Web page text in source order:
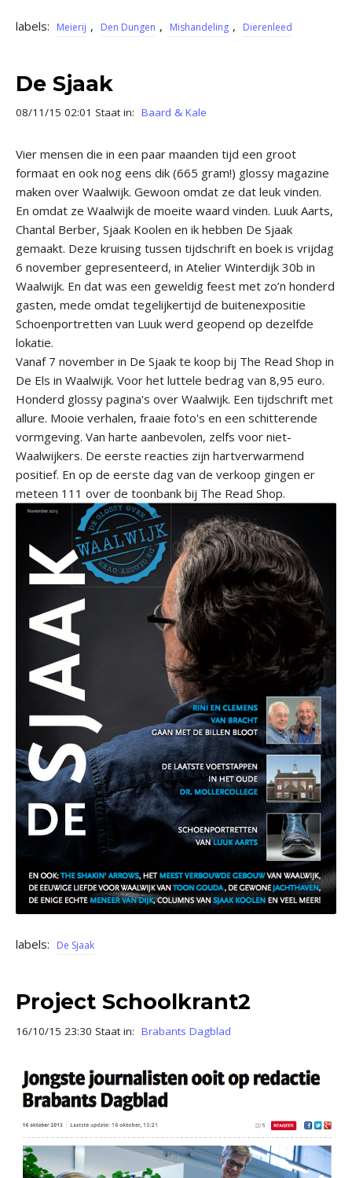
labels: Meierij , Den Dungen , Mishandeling , Dierenleed
De Sjaak
08/11/15 02:01 Staat in: Baard & Kale
Vier mensen die in een paar maanden tijd een groot
formaat en ook nog eens dik (665 gram!) glossy magazine
maken over Waalwijk. Gewoon omdat ze dat leuk vinden.
En omdat ze Waalwijk de moeite waard vinden. Luuk Aarts,
Chantal Berber, Sjaak Koolen en ik hebben De Sjaak
gemaakt. Deze kruising tussen tijdschrift en boek is vrijdag
6 november gepresenteerd, in Atelier Winterdijk 30b in
Waalwijk. En dat was een geweldig feest met zo’n honderd
gasten, mede omdat tegelijkertijd de buitenexpositie
Schoenportretten van Luuk werd geopend op dezelfde
lokatie.
Vanaf 7 november in De Sjaak te koop bij The Read Shop in
De Els in Waalwijk. Voor het luttele bedrag van 8,95 euro.
Honderd glossy pagina's over Waalwijk. Een tijdschrift met
allure. Mooie verhalen, fraaie foto's en een schitterende
vormgeving. Van harte aanbevolen, zelfs voor niet-
Waalwijkers. De eerste reacties zijn hartverwarmend
positief. En op de eerste dag van de verkoop gingen er
meteen 111 over de toonbank bij The Read Shop.
labels: De Sjaak
Project Schoolkrant2
16/10/15 23:30 Staat in: Brabants Dagblad